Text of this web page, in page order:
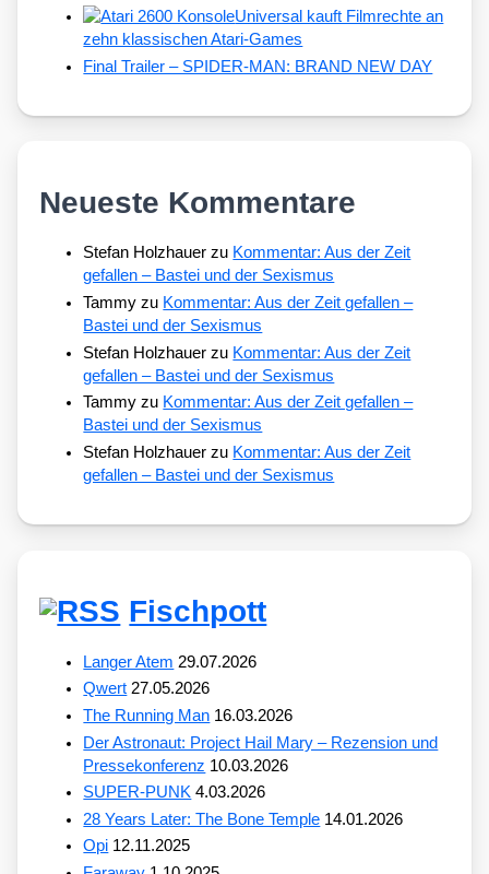
Universal kauft Filmrechte an
zehn klassischen Atari-Games
Final Trailer – SPIDER-MAN: BRAND NEW DAY
Neueste Kommentare
Stefan Holzhauer zu Kommentar: Aus der Zeit
gefallen – Bastei und der Sexismus
Tammy zu Kommentar: Aus der Zeit gefallen –
Bastei und der Sexismus
Stefan Holzhauer zu Kommentar: Aus der Zeit
gefallen – Bastei und der Sexismus
Tammy zu Kommentar: Aus der Zeit gefallen –
Bastei und der Sexismus
Stefan Holzhauer zu Kommentar: Aus der Zeit
gefallen – Bastei und der Sexismus
Fischpott
Langer Atem 29.07.2026
Qwert 27.05.2026
The Running Man 16.03.2026
Der Astronaut: Project Hail Mary – Rezension und
Pressekonferenz 10.03.2026
SUPER-PUNK 4.03.2026
28 Years Later: The Bone Temple 14.01.2026
Opi 12.11.2025